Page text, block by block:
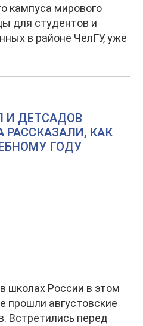
кампуса мирового
для студентов и
в районе ЧелГУ, уже
И ДЕТСАДОВ
РАССКАЗАЛИ, КАК
ГОДУ
школах России в этом
прошли августовские
Встретились перед